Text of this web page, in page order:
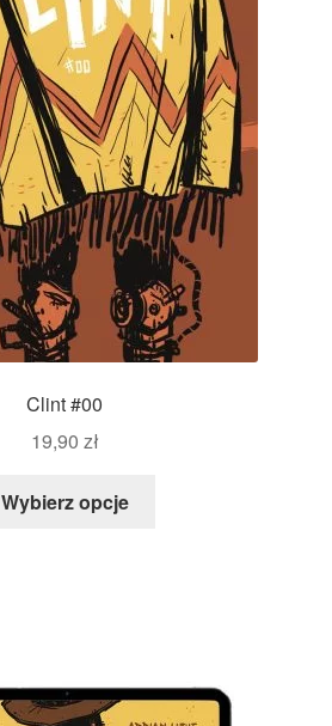
Clint #00
19,90 zł
Wybierz opcje